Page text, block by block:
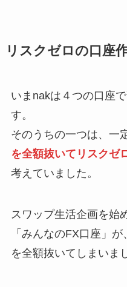
リスクゼロの口座
いまnakは４つの口座
す。
そのうちの一つは、一
を全額抜いてリスクゼ
考えていました。
スワップ生活企画を始
「みんなのFX口座」
を全額抜いてしまいま